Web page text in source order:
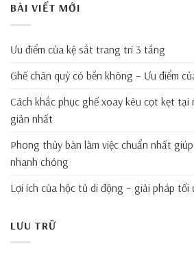
BÀI VIẾT MỚI
Ưu điểm của kệ sắt trang trí 3 tầng
Ghế chân quỳ có bền không – Ưu điểm
Cách khắc phục ghế xoay kêu cọt kẹt tại
giản nhất
Phong thủy bàn làm việc chuẩn nhất
nhanh chóng
Lợi ích của hộc tủ di động – giải pháp
LƯU TRỮ